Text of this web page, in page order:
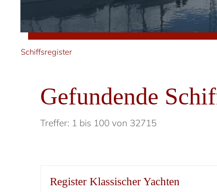
Schiffsregister
Gefundende
Treffer: 1 bis 100 von 32715
Register Klassischer Yachten